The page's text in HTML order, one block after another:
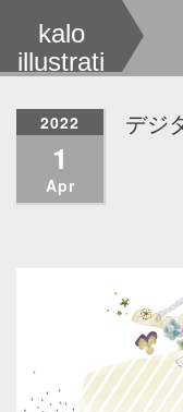
kalo
illustrati
2022
1
Apr
デジ